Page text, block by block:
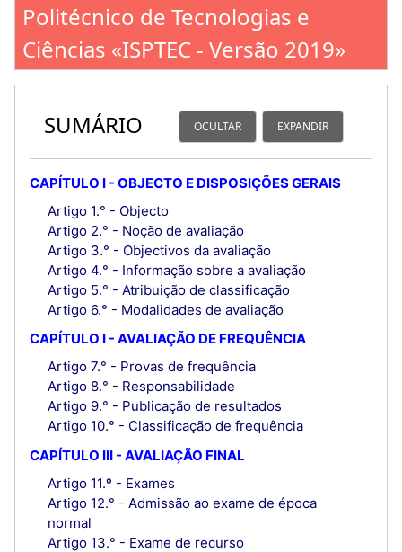
Politécnico de Tecnologias e
Ciências «ISPTEC - Versão 2019»
SUMÁRIO OCULTAR EXPANDIR
CAPÍTULO I - OBJECTO E DISPOSIÇÕES GERAIS
Artigo 1.° - Objecto
Artigo 2.° - Noção de avaliação
Artigo 3.° - Objectivos da avaliação
Artigo 4.° - Informação sobre a avaliação
Artigo 5.° - Atribuição de classificação
Artigo 6.° - Modalidades de avaliação
CAPÍTULO I - AVALIAÇÃO DE FREQUÊNCIA
Artigo 7.° - Provas de frequência
Artigo 8.° - Responsabilidade
Artigo 9.° - Publicação de resultados
Artigo 10.° - Classificação de frequência
CAPÍTULO III - AVALIAÇÃO FINAL
Artigo 11.º - Exames
Artigo 12.° - Admissão ao exame de época
normal
Artigo 13.° - Exame de recurso